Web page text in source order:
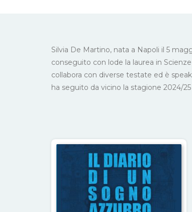
Silvia De Martino, nata a Napoli il 5
conseguito con lode la laurea in
collabora con diverse testate ed è
ha seguito da vicino la stagione 2024/